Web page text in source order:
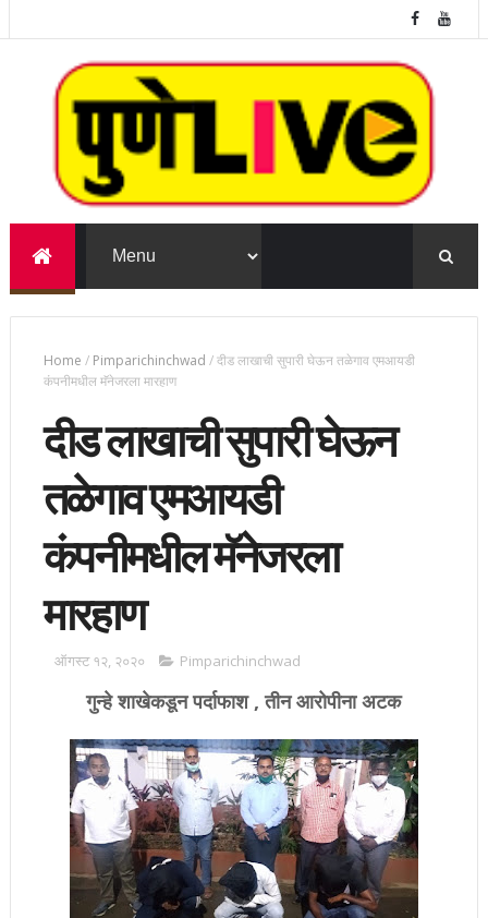
Home / Pimparichinchwad /दीड लाखाची सुपारी घेऊन तळेगाव एमआयडी
कंपनीमधील मॅनेजरला मारहाण
दीड लाखाची सुपारी घेऊन
तळेगाव एमआयडी
कंपनीमधील मॅनेजरला
मारहाण
ऑगस्ट १२, २०२० Pimparichinchwad
गुन्हे शाखेकडून पर्दाफाश , तीन आरोपीना अटक